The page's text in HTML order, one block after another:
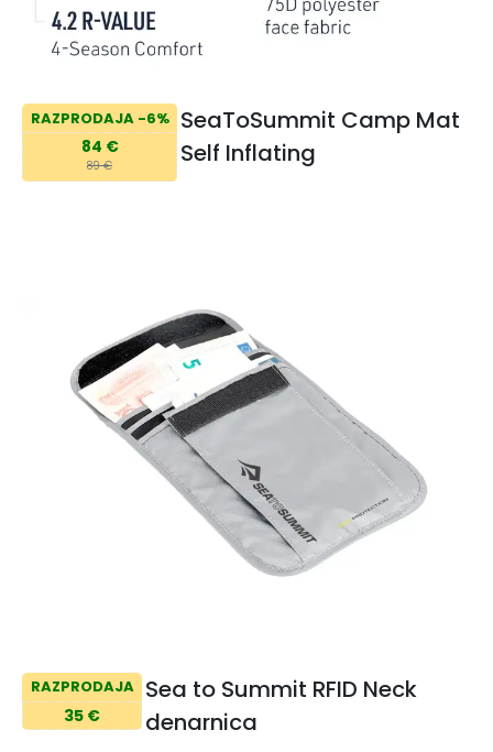
RAZPRODAJA -6%
84 €
89 €
SeaToSummit Camp Mat
Self Inflating
RAZPRODAJA
35 €
Sea to Summit RFID Neck
denarnica